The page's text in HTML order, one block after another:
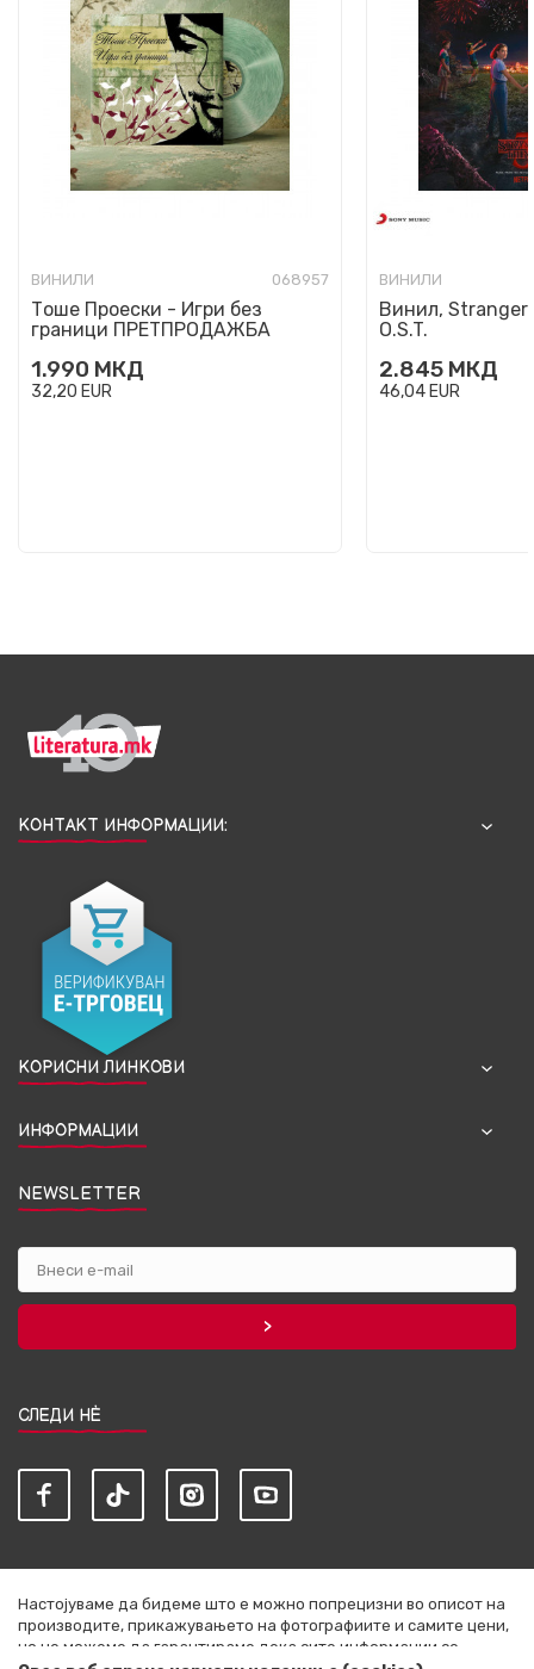
ВИНИЛИ 068957
Тоше Проески - Игри без
граници ПРЕТПРОДАЖБА
1.990 МКД
32,20 EUR
ВИНИЛИ
Винил, Stranger
O.S.T.
2.845 МКД
46,04EUR
КОНТАКТ ИНФОРМАЦИИ:
КОРИСНИ ЛИНКОВИ
ИНФОРМАЦИИ
NEWSLETTER
СЛЕДИ НЀ
Настојуваме да бидеме што е можно попрецизни во описот на
производите, прикажувањето на фотографиите и самите цени,
но не можеме да гарантираме дека сите информации се